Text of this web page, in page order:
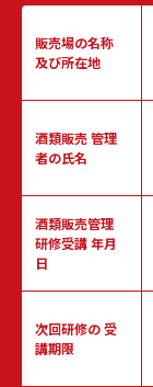
販売場の名称
及び所在地
酒類販売管理
者の氏名
酒類販売管理
研修受講 年月
日
次回研修の受
講期限